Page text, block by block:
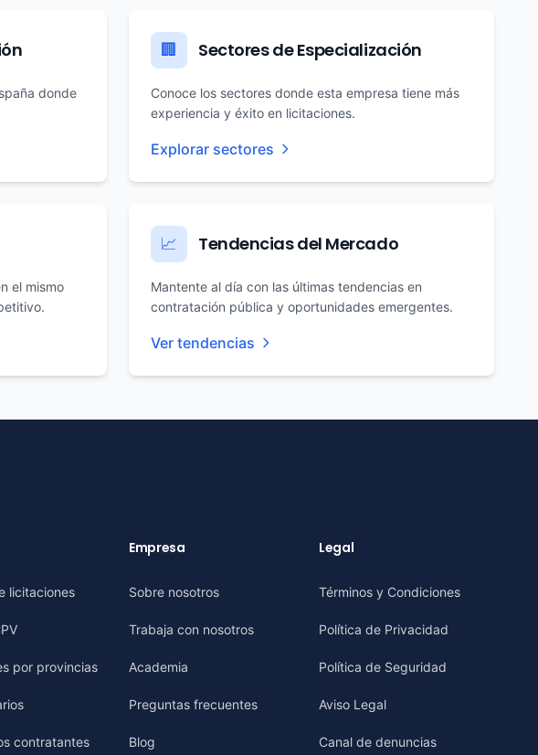
donde
🏢 Sectores de Especialización
Conoce los sectores donde esta empresa tiene más
experiencia y éxito en licitaciones.
Explorar sectores
el mismo
📈 Tendencias del Mercado
Mantente al día con las últimas tendencias en
contratación pública y oportunidades emergentes.
Ver tendencias
licitaciones
por provincias
contratantes
Empresa
Sobre nosotros
Trabaja con nosotros
Academia
Preguntas frecuentes
Blog
Legal
Términos y Condiciones
Política de Privacidad
Política de Seguridad
Aviso Legal
Canal de denuncias